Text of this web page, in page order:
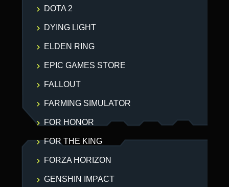
DOTA 2
DYING LIGHT
ELDEN RING
EPIC GAMES STORE
FALLOUT
FARMING SIMULATOR
FOR HONOR
FOR THE KING
FORZA HORIZON
GENSHIN IMPACT